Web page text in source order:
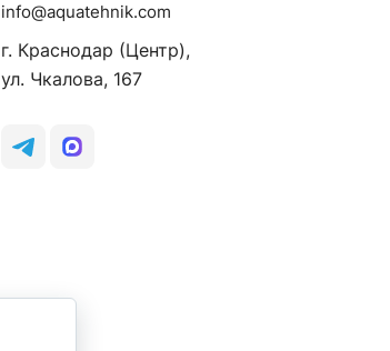
info@aquatehnik.com
г. Краснодар (Центр),
ул. Чкалова, 167